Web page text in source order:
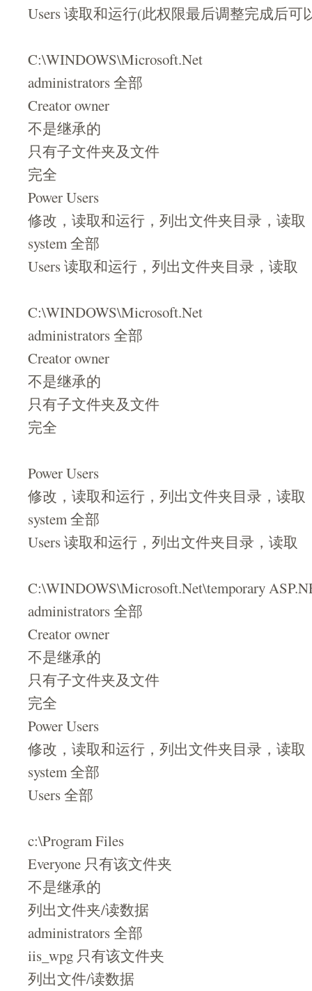
Users 读取和运行(此权限最后调整完成后可
C:\WINDOWS\Microsoft.Net
administrators 全部
Creator owner
不是继承的
只有子文件夹及文件
完全
Power Users
修改，读取和运行，列出文件夹目录，读取
system 全部
Users 读取和运行，列出文件夹目录，读取
C:\WINDOWS\Microsoft.Net
administrators 全部
Creator owner
不是继承的
只有子文件夹及文件
完全
Power Users
修改，读取和运行，列出文件夹目录，读取
system 全部
Users 读取和运行，列出文件夹目录，读取
C:\WINDOWS\Microsoft.Net\temporary
administrators 全部
Creator owner
不是继承的
只有子文件夹及文件
完全
Power Users
修改，读取和运行，列出文件夹目录，读取
system 全部
Users 全部
c:\Program Files
Everyone 只有该文件夹
不是继承的
列出文件夹/读数据
administrators 全部
iis_wpg 只有该文件夹
列出文件/读数据